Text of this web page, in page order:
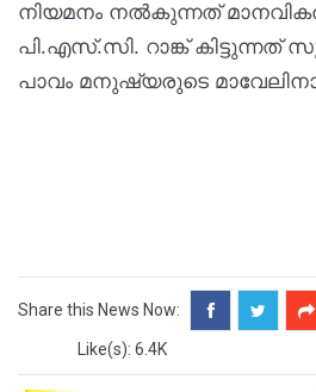
നിയമനം നല്‍കുന്നത്
പി.എസ്.സി. റാങ്ക് കിട്ടുന്നത്
പാവം മനുഷ്യരുടെ
Share this News Now:
Like(s): 6.4K